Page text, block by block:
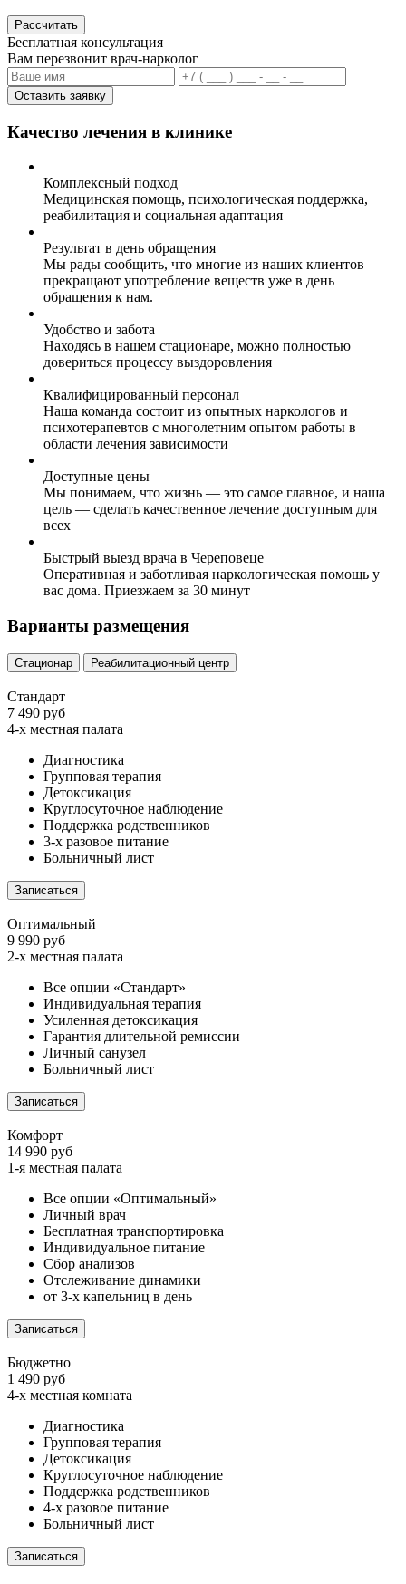
Рассчитать
Бесплатная консультация
Вам перезвонит врач-нарколог
Оставить заявку
Качество лечения в клинике
Комплексный подход
Медицинская помощь, психологическая поддержка,
реабилитация и социальная адаптация
Результат в день обращения
Мы рады сообщить, что многие из наших клиентов
прекращают употребление веществ уже в день
обращения к нам.
Удобство и забота
Находясь в нашем стационаре, можно полностью
довериться процессу выздоровления
Квалифицированный персонал
Наша команда состоит из опытных наркологов и
психотерапевтов с многолетним опытом работы в
области лечения зависимости
Доступные цены
Мы понимаем, что жизнь — это самое главное, и наша
цель — сделать качественное лечение доступным для
всех
Быстрый выезд врача в Череповеце
Оперативная и заботливая наркологическая помощь у
вас дома. Приезжаем за 30 минут
Варианты размещения
Стационар Реабилитационный центр
Стандарт
7 490 руб
4-х местная палата
Диагностика
Групповая терапия
Детоксикация
Круглосуточное наблюдение
Поддержка родственников
3-х разовое питание
Больничный лист
Записаться
Оптимальный
9 990 руб
2-х местная палата
Все опции «Стандарт»
Индивидуальная терапия
Усиленная детоксикация
Гарантия длительной ремиссии
Личный санузел
Больничный лист
Записаться
Комфорт
14 990 руб
1-я местная палата
Все опции «Оптимальный»
Личный врач
Бесплатная транспортировка
Индивидуальное питание
Сбор анализов
Отслеживание динамики
от 3-х капельниц в день
Записаться
Бюджетно
1 490 руб
4-х местная комната
Диагностика
Групповая терапия
Детоксикация
Круглосуточное наблюдение
Поддержка родственников
4-х разовое питание
Больничный лист
Записаться